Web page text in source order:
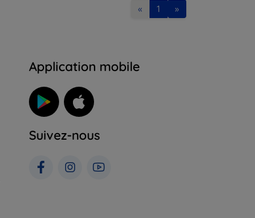
« 1 »
Application mobile
Suivez-nous